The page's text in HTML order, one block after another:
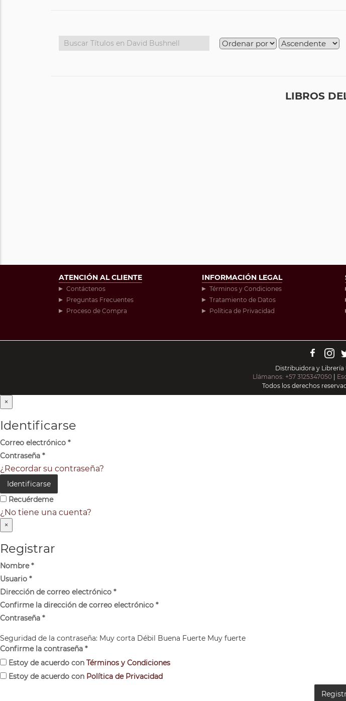
LIBROS
ATENCIÓN AL CLIENTE
Contáctenos
Preguntas Frecuentes
Proceso de Compra
INFORMACIÓN LEGAL
Términos y Condiciones
Tratamiento de Datos
Política de Privacidad
Distribuidora y Librería
Llámanos: +57 3125347050
Todos los derechos
×
Identificarse
Correo electrónico *
Contraseña *
¿Recordar su contraseña?
Identificarse
Recuérdeme
¿No tiene una cuenta?
×
Registrar
Nombre*
Usuario *
Dirección de correo electrónico *
Confirme la dirección de correo electrónico *
Contraseña *
Seguridad de la contraseña: Muy corta Débil Buena Fuerte Muy fuerte
Confirme la contraseña *
Estoy de acuerdo con Términos y Condiciones
Estoy de acuerdo con Política de Privacidad